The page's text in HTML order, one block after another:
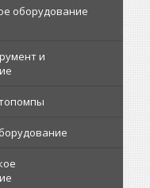
оборудование
и